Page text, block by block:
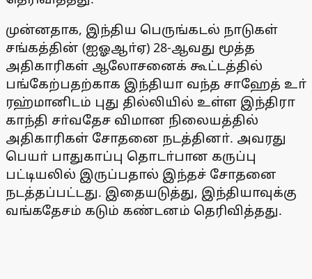
முன்னதாக, இந்திய பெருங்கடல் நாடுகள்
சங்கத்தின் (ஐஓஆா்ஏ) 28-ஆவது மூத்த
அதிகாரிகள் ஆலோசனைக் கூட்டத்தில்
பங்கேற்பதற்காக இந்தியா வந்த சாஹேத் உா்
ரஹ்மானிடம் புது தில்லியில் உள்ள இந்திரா
காந்தி சா்வதேச விமான நிலையத்தில்
அதிகாரிகள் சோதனை நடத்தினா். அவரது
பெயா் பாதுகாப்பு தொடா்பான கருப்பு
பட்டியலில் இருப்பதால் இந்தச் சோதனை
நடத்தப்பட்டது. இதையடுத்து, இந்தியாவுக்கு
வங்கதேசம் கடும் கண்டனம் தெரிவித்தது.